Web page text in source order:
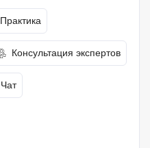
Практика
Консультация экспертов
Чат